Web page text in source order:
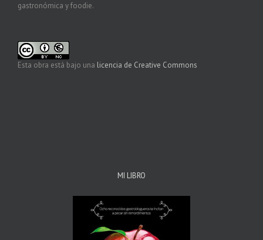
gastronómica y foodie.
Esta obra está bajo una licencia de Creative Commons
MI LIBRO